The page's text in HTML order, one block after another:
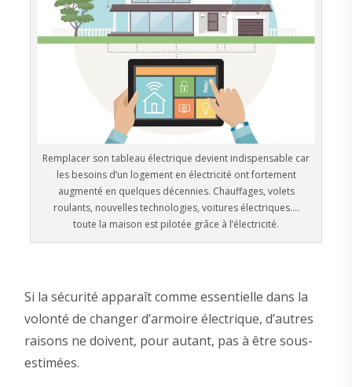
Remplacer son tableau électrique devient indispensable car
les besoins d’un logement en électricité ont fortement
augmenté en quelques décennies. Chauffages, volets
roulants, nouvelles technologies, voitures électriques….
toute la maison est pilotée grâce à l’électricité.
Si la sécurité apparaît comme essentielle dans la
volonté de changer d’armoire électrique, d’autres
raisons ne doivent, pour autant, pas à être sous-
estimées.